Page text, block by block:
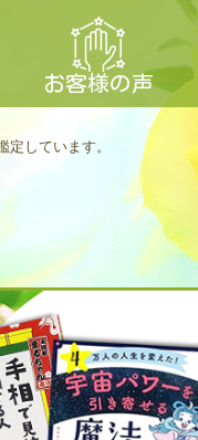
お客様の声
定しています。